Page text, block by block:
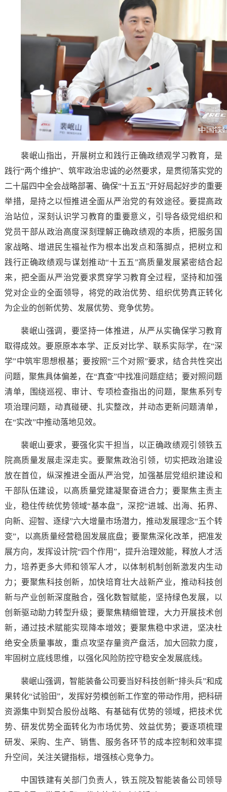
裴岷山指出，开展树立和践行正确政绩观学习教育，是
践行“两个维护”、筑牢政治忠诚的必然要求，是贯彻落实党的
二十届四中全会战略部署、确保“十五五”开好局起好步的重要
举措，是持之以恒推进全面从严治党的有效途径。要提高政
治站位，深刻认识学习教育的重要意义，引导各级党组织和
党员干部从政治高度深刻理解正确政绩观的本质，把服务国
家战略、增进民生福祉作为根本出发点和落脚点，把树立和
践行正确政绩观与谋划推动“十五五”高质量发展紧密结合起
来，把全面从严治党要求贯穿学习教育全过程，坚持和加强
党对企业的全面领导，将党的政治优势、组织优势真正转化
为企业的创新优势、发展优势、竞争优势。
裴岷山强调，要坚持一体推进，从严从实确保学习教育
取得成效。要原原本本学、正反对比学、联系实际学，在“深
学”中筑牢思想根基；要按照“三个对照”要求，结合共性突出
问题，聚焦具体偏差，在“真查”中找准问题症结；要对照问题
清单，围绕巡视、审计、专项检查指出的问题，聚焦系列专
项治理问题，动真碰硬、扎实整改，并动态更新问题清单，
在“实改”中推动落地见效。
裴岷山要求，要强化实干担当，以正确政绩观引领铁五
院高质量发展走深走实。要聚焦政治引领，切实把政治建设
放在首位，纵深推进全面从严治党，加强基层党组织建设和
干部队伍建设，以高质量党建凝聚奋进合力；要聚焦主责主
业，稳住传统优势领域“基本盘”，深挖“进城、出海、拓界、
向新、迎智、逐绿”六大增量市场潜力，推动发展理念“五个转
变”，以高质量经营稳固发展底盘；要聚焦深化改革，把准发
展方向，发挥设计院“四个作用”，提升治理效能，释放人才活
力，培养更多大师和领军人才，以体制机制创新激发内生动
力；要聚焦科技创新，加快培育壮大战新产业，推动科技创
新与产业创新深度融合，强化数智赋能，坚持绿色发展，以
创新驱动助力转型升级；要聚焦精细管理，大力开展技术创
新，通过技术赋能实现降本增效；要聚焦稳中求进，坚决杜
绝安全质量事故，重点攻坚存量资产盘活，加大回款力度，
牢固树立底线思维，以强化风险防控守稳安全发展底线。
裴岷山强调，智能装备公司要当好科技创新“排头兵”和成
果转化“试验田”，发挥好劳模创新工作室的带动作用，把科研
资源集中到契合股份战略、有基础有优势的领域，把技术优
势、研发优势全面转化为市场优势、效益优势；要逐项梳理
研发、采购、生产、销售、服务各环节的成本控制和效率提
升空间，关注关键指标，增强核心竞争力。
中国铁建有关部门负责人，铁五院及智能装备公司领导